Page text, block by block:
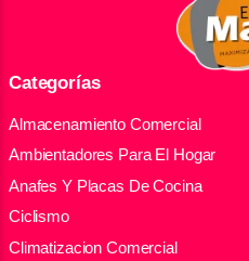
Categorías
Almacenamiento Comercial
Ambientadores Para El Hogar
Anafes Y Placas De Cocina
Ciclismo
Climatizacion Comercial